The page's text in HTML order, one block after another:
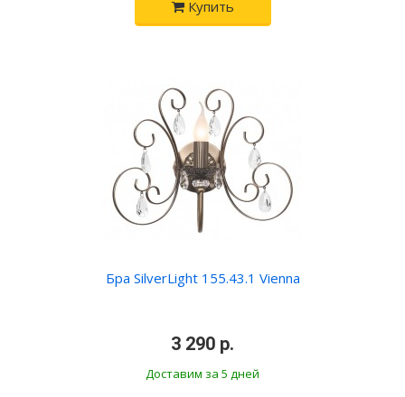
Купить
Бра SilverLight 155.43.1 Vienna
3 290 р.
Доставим за 5 дней